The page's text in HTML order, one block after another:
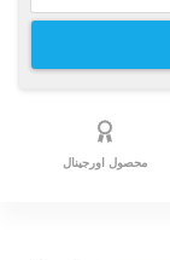
محصول اورجینال